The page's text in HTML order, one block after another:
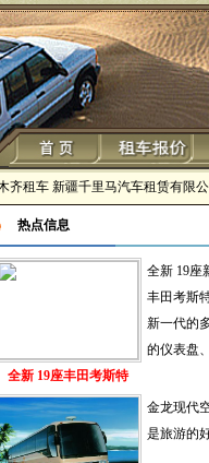
齐租车 新疆千里马汽车租赁有限公
热点信息
全新 19座丰田考斯特
全新 19座
丰田考斯
新一代的
的仪表盘
金龙现代
是旅游的